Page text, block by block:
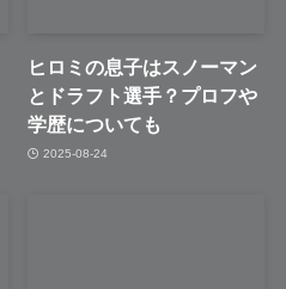
ヒロミの息子はスノーマン
とドラフト選手？プロフや
学歴についても
2025-08-24